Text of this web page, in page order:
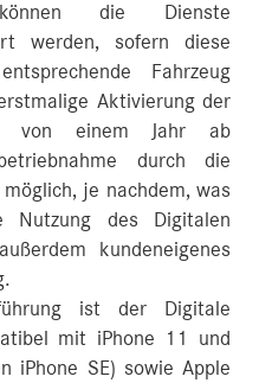
die Dienste
werden, sofern diese
Fahrzeug
Aktivierung der
von einem Jahr ab
durch die
je nachdem, was
des Digitalen
kundeneigenes
ist der Digitale
mit iPhone 11 und
iPhone SE) sowie Apple